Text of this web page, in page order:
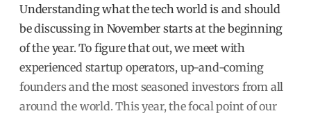
Understanding what the tech world is and should
be discussing in November starts at the beginning
of the year. To figure that out, we meet with
experienced startup operators, up-and-coming
founders and the most seasoned investors from all
around the world. This year, the focal point of our